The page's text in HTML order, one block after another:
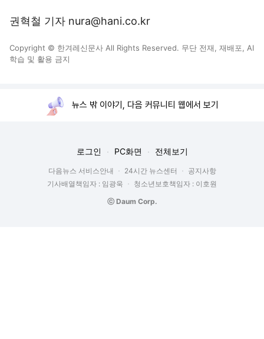
권혁철 기자 nura@hani.co.kr
Copyright © 한겨레신문사 All Rights Reserved. 무단 전재, 재배포, AI
학습 및 활용 금지
뉴스 밖 이야기, 다음 커뮤니티 웹에서 보기
로그인 PC화면 전체보기
다음뉴스 서비스안내 24시간 뉴스센터
공지사항
기사배열책임자 : 임광욱
청소년보호책임자 : 이호원
ⓒ Daum Corp.